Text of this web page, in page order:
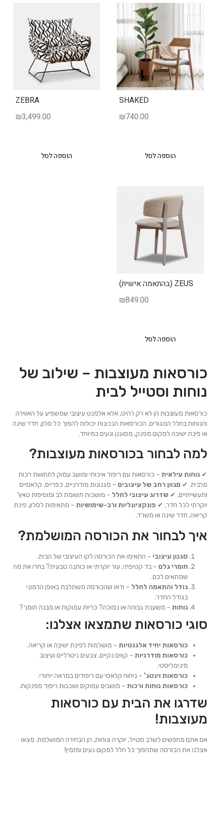
SHAKED
₪740.00
הוספה לסל
ZEBRA
₪3,499.00
הוספה לסל
ZEUS (בהתאמה אישית)
₪849.00
הוספה לסל
כורסאות מעוצבות – שילוב של
נוחות וסטייל לבית
כורסאות מעוצבות הן לא רק רהיט, אלא אלמנט עיצובי שמשפיע על האווירה
והנוחות בחלל המגורים. הכורסאות הנכונות יכולות להפוך כל סלון, חדר שינה
או פינת ישיבה למקום מפנק, מסוגנן ונעים במיוחד.
למה לבחור בכורסאות מעוצבות?
✔ נוחות עילאית – כורסאות עם ריפוד איכותי ומושב עמוק לתחושת רכות
מרבית. ✔ מגוון רחב של עיצובים – סגנונות מודרניים, כפריים, קלאסיים
ותעשייתיים. ✔ שדרוג עיצובי לחלל – מושכות תשומת לב ומוסיפות טאץ’
יוקרתי לכל חדר. ✔ פונקציונליות ורב-שימושיות – מתאימות לסלון, פינת
קריאה, חדר שינה או משרד.
איך לבחור את הכורסה המושלמת?
סגנון עיצובי – התאימו את הכורסה לקו העיצובי של הבית.
חומרי גלם – בד קטיפתי, עור יוקרתי או כותנה טבעית? בחרו את מה
שמתאים לכם.
גודל והתאמה לחלל – ודאו שהכורסה משתלבת באופן הרמוני
בגודל החדר.
נוחות – משענת גבוהה או נמוכה? כריות עמוקות או מבנה תומך?
סוגי כורסאות שתמצאו אצלנו:
כורסאות יחיד אלגנטיות – מושלמות לפינת ישיבה או קריאה.
כורסאות מודרניות – קווים נקיים, צבעים ניטרליים ועיצוב
מינימליסטי.
כורסאות וינטג’ – ניחוח קלאסי עם ריפודים במראה ייחודי.
כורסאות נוחות ורכות – מושבים עמוקים ושכבות ריפוד מפנקות.
שדרגו את הבית עם כורסאות
מעוצבות!
אם אתם מחפשים לשלב סטייל, יוקרה ונוחות, הן הבחירה המושלמת. מצאו
אצלנו את הכורסה שתהפוך כל חלל למקום נעים ומזמין!